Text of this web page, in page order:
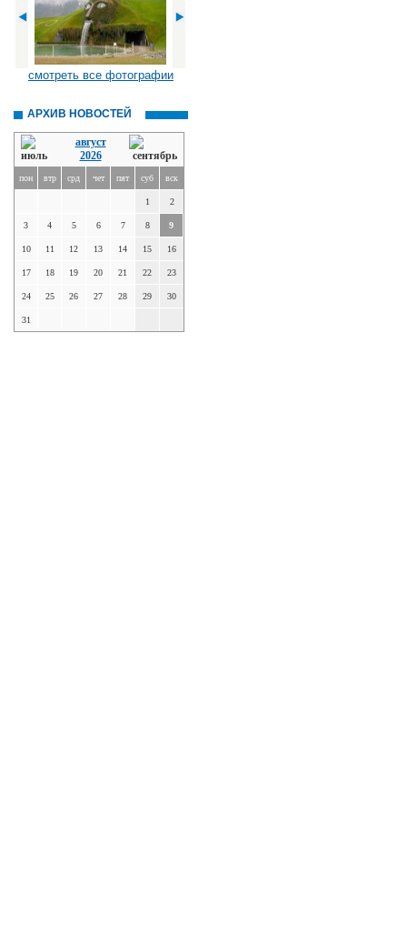
смотреть все фотографии
АРХИВ НОВОСТЕЙ
август
2026
пон втр срд чет пят суб вск
1 2
3 4 5 6 7 8 9
10 11 12 13 14 15 16
17 18 19 20 21 22 23
24 25 26 27 28 29 30
31